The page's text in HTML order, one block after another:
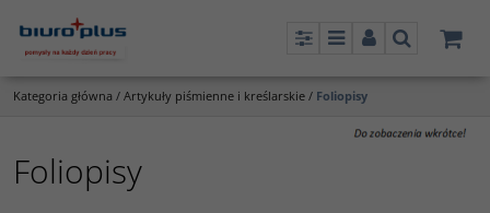
PanelMenuPanelSzukaj
Kategoria główna / Artykuły piśmienne i kreślarskie / Foliopisy
Foliopisy